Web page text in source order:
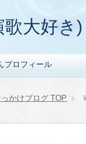
歌大好き
プロフィール
かけブログ TOP